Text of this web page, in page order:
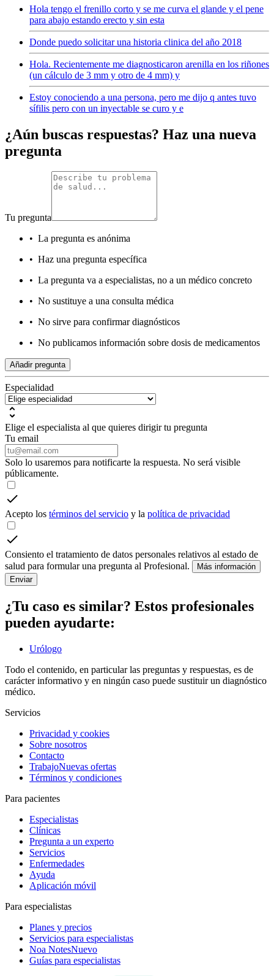
Hola tengo el frenillo corto y se me curva el glande y el pene
para abajo estando erecto y sin esta
Donde puedo solicitar una historia clinica del año 2018
Hola. Recientemente me diagnosticaron arenilla en los riñones
(un cálculo de 3 mm y otro de 4 mm) y
Estoy conociendo a una persona, pero me dijo q antes tuvo
sífilis pero con un inyectable se curo y e
¿Aún buscas respuestas? Haz una nueva
pregunta
Tu pregunta
• La pregunta es anónima
• Haz una pregunta específica
• La pregunta va a especialistas, no a un médico concreto
• No sustituye a una consulta médica
• No sirve para confirmar diagnósticos
• No publicamos información sobre dosis de medicamentos
Añadir pregunta
Especialidad
Elige el especialista al que quieres dirigir tu pregunta
Tu email
Solo lo usaremos para notificarte la respuesta. No será visible
públicamente.
Acepto los términos del servicio y la política de privacidad
Consiento el tratamiento de datos personales relativos al estado de
salud para formular una pregunta al Profesional.
Más información
Enviar
¿Tu caso es similar? Estos profesionales
pueden ayudarte:
Urólogo
Todo el contenido, en particular las preguntas y respuestas, es de
carácter informativo y en ningún caso puede sustituir un diagnóstico
médico.
Servicios
Privacidad y cookies
Sobre nosotros
Contacto
TrabajoNuevas ofertas
Términos y condiciones
Para pacientes
Especialistas
Clínicas
Pregunta a un experto
Servicios
Enfermedades
Ayuda
Aplicación móvil
Para especialistas
Planes y precios
Servicios para especialistas
Noa NotesNuevo
Guías para especialistas